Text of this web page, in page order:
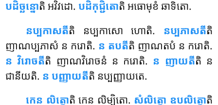
បដិច្ឆន្នោតិ អវិវដោ. បដិកុជ្ជិតោតិ អធោមុខំ ឆាទិតោ.
នប្បកាសតីតិ នប្បកាសោ ហោតិ. នប្បភាសតីតិ
ញាណប្បភាសំ ន ករោតិ. ន តបតីតិ ញាណតបំ ន ករោតិ.
ន វិរោចតីតិ ញាណវិរោចនំ ន ករោតិ. ន ញាយតីតិ ន
ជានីយតិ. ន បញ្ញាយតីតិ នប្បញ្ញាយតេ.
កេន លិត្តោតិ កេន លិម្បិតោ. សំលិត្តោ ឧបលិត្តោតិ